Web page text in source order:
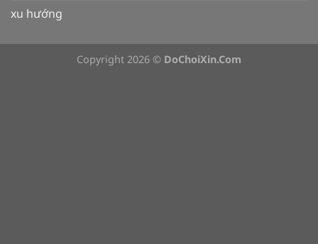
xu hướng
Copyright 2026 © DoChoiXin.Com